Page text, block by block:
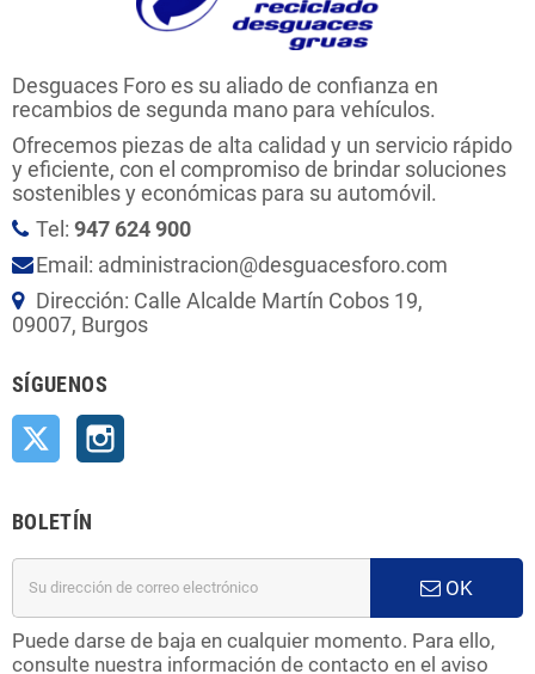
Desguaces Foro es su aliado de confianza en
recambios de segunda mano para vehículos.
Ofrecemos piezas de alta calidad y un servicio rápido
y eficiente, con el compromiso de brindar soluciones
sostenibles y económicas para su automóvil.
Tel: 947 624 900
Email: administracion@desguacesforo.com
Dirección: Calle Alcalde Martín Cobos 19,
09007, Burgos
SÍGUENOS
Twitter
BOLETÍN
OK
Puede darse de baja en cualquier momento. Para ello,
consulte nuestra información de contacto en el aviso